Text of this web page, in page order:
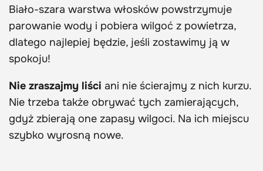
Biało-szara warstwa włosków powstrzymuje
parowanie wody i pobiera wilgoć z powietrza,
dlatego najlepiej będzie, jeśli zostawimy ją w
spokoju!
Nie zraszajmy liści ani nie ścierajmy z nich kurzu.
Nie trzeba także obrywać tych zamierających,
gdyż zbierają one zapasy wilgoci. Na ich miejscu
szybko wyrosną nowe.